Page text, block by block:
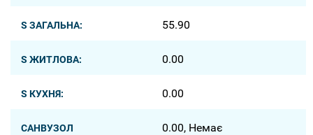
S ЗАГАЛЬНА: 55.90
S ЖИТЛОВА: 0.00
S КУХНЯ: 0.00
САНВУЗОЛ 0.00, Немає